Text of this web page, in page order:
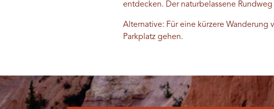
entdecken. Der naturbelassene
Alternative: Für eine kürzere Wanderung
Parkplatz gehen.